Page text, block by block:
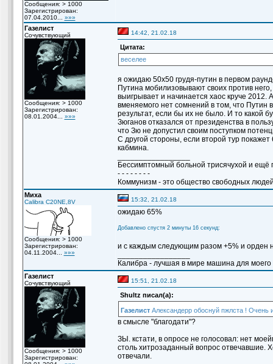
Сообщения: > 1000
Зарегистрирован:
07.04.2010... »»»
Газелист
Сочувствующий
Сообщения: > 1000
Зарегистрирован:
08.01.2004... »»»
14:42, 21.02.18
Цитата:
веселее
я ожидаю 50х50 грудя-путин в первом
Путина мобилизовывают своих против
выигрывает и начинается хаос круче 2012.
вменяемого нет сомнений в том, что Путин
результат, если бы их не было. И то какой
Зюганов отказался от президенства в
что Зю не допустил своим поступком
С другой стороны, если второй тур
кабмина.
Бессимптомный больной трисячухой и ещё
- - - - - - - -
Коммунизм - это общество свободных
Миха
Calibra C20NE,8V
Сообщения: > 1000
Зарегистрирован:
04.11.2004... »»»
15:32, 21.02.18
ожидаю 65%
Добавлено спустя 2 минуты 16 секунд:
и с каждым следующим разом +5% и орден
Калибра - лучшая в мире машина для моего
Газелист
Сочувствующий
Сообщения: > 1000
Зарегистрирован:
15:51, 21.02.18
Shultz писал(а):
ГазелистАлександерр обоснуй пжлста ! Очень
в смысле "благодати"?
ЗЫ. кстати, в опросе не голосовал: нет
столь хитрозаданный вопрос отвечавшие.
отвечали.